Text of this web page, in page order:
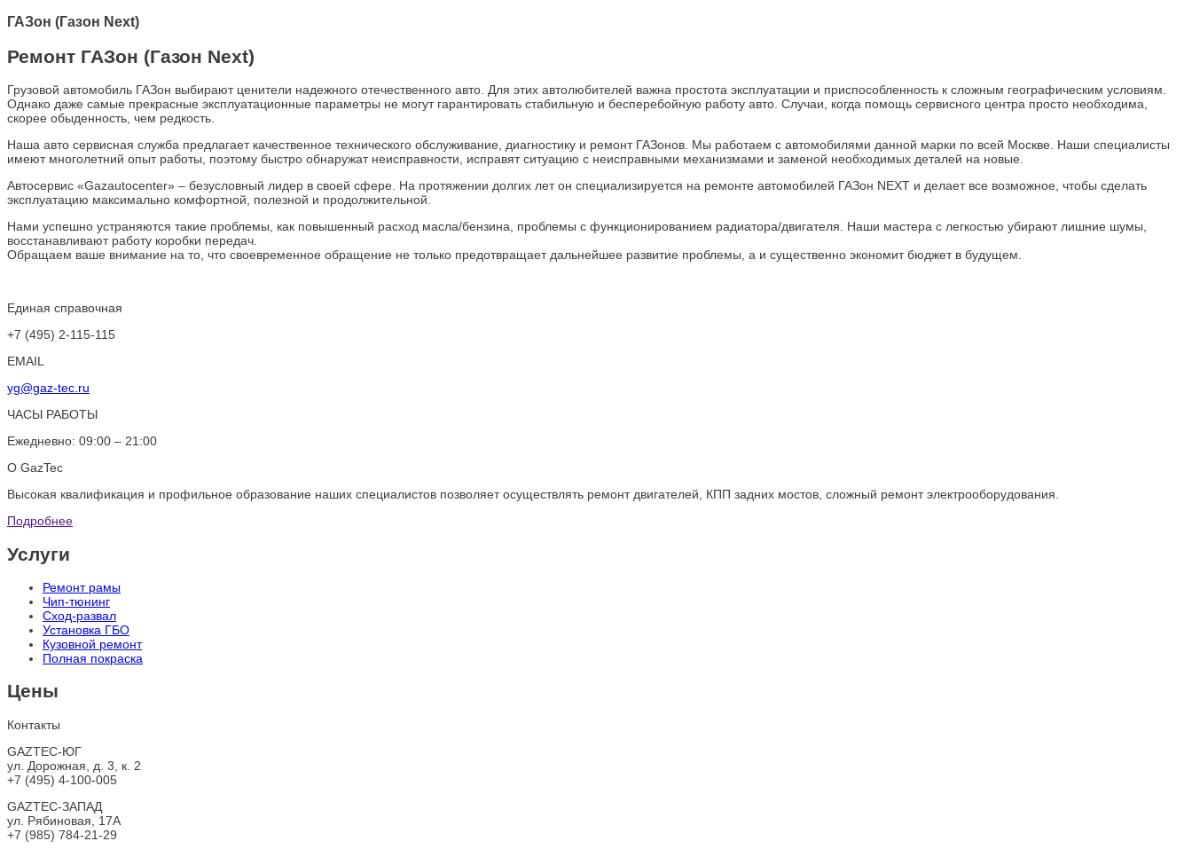
ГАЗон (Газон Next)
Ремонт ГАЗон (Газон Next)
Грузовой автомобиль ГАЗон выбирают ценители надежного отечественного авто. Для этих автолюбителей важна простота эксплуатации и приспособленность к сложным географическим условиям.
Однако даже самые прекрасные эксплуатационные параметры не могут гарантировать стабильную и бесперебойную работу авто. Случаи, когда помощь сервисного центра просто необходима,
скорее обыденность, чем редкость.
Наша авто сервисная служба предлагает качественное технического обслуживание, диагностику и ремонт ГАЗонов. Мы работаем с автомобилями данной марки по всей Москве. Наши специалисты
имеют многолетний опыт работы, поэтому быстро обнаружат неисправности, исправят ситуацию с неисправными механизмами и заменой необходимых деталей на новые.
Автосервис «Gazautocenter» – безусловный лидер в своей сфере. На протяжении долгих лет он специализируется на ремонте автомобилей ГАЗон NEXT и делает все возможное, чтобы сделать
эксплуатацию максимально комфортной, полезной и продолжительной.
Нами успешно устраняются такие проблемы, как повышенный расход масла/бензина, проблемы с функционированием радиатора/двигателя. Наши мастера с легкостью убирают лишние шумы,
восстанавливают работу коробки передач.
Обращаем ваше внимание на то, что своевременное обращение не только предотвращает дальнейшее развитие проблемы, а и существенно экономит бюджет в будущем.
Единая справочная
+7 (495) 2-115-115
EMAIL
yg@gaz-tec.ru
ЧАСЫ РАБОТЫ
Ежедневно: 09:00 – 21:00
О GazTec
Высокая квалификация и профильное образование наших специалистов позволяет осуществлять ремонт двигателей, КПП задних мостов, сложный ремонт электрооборудования.
Подробнее
Услуги
Ремонт рамы
Чип-тюнинг
Сход-развал
Установка ГБО
Кузовной ремонт
Полная покраска
Цены
Контакты
GAZTEC-ЮГ
ул. Дорожная, д. 3, к. 2
+7 (495) 4-100-005
GAZTEC-ЗАПАД
ул. Рябиновая, 17А
+7 (985) 784-21-29